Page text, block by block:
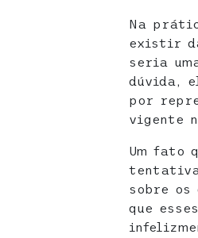
Na
existir
seria
dúvida,
por
vigente
Um fato
tentativa
sobre os
que